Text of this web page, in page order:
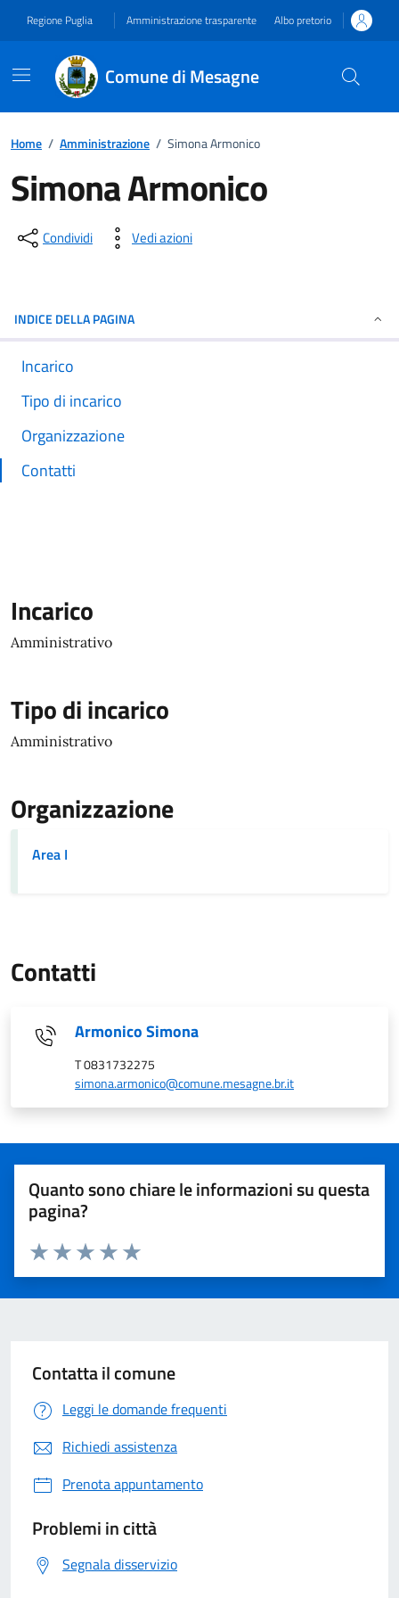
Regione Puglia Amministrazione trasparente Albo pretorio
Comune di Mesagne
Home / Amministrazione / Simona Armonico
Simona Armonico
Dettagli del documento
Condividi Vedi azioni
INDICE DELLA PAGINA
Incarico
Tipo di incarico
Organizzazione
Contatti
Incarico
Amministrativo
Tipo di incarico
Amministrativo
Organizzazione
Area I
Contatti
Armonico Simona
T 0831732275
simona.armonico@comune.mesagne.br.it
Quanto sono chiare le informazioni su questa
pagina?
Valuta 5 stelle su 5
Valuta 4 stelle su 5
Valuta 3 stelle su 5
Valuta 2 stelle su 5
Valuta 1 stelle su 5
Contatta il comune
Leggi le domande frequenti
Richiedi assistenza
Prenota appuntamento
Problemi in città
Segnala disservizio